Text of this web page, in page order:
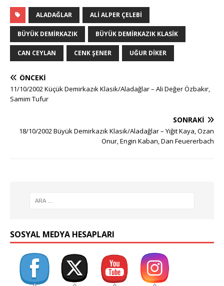
ALADAĞLAR ALI ALPER ÇELEBI
BÜYÜK DEMIRKAZIK BÜYÜK DEMIRKAZIK KLASIK
CAN CEYLAN CENK ŞENER UĞUR DIKER
ÖNCEKI
11/10/2002 Küçük Demirkazık Klasik/Aladağlar – Ali Değer Özbakır,
Samim Tufur
SONRAKI
18/10/2002 Büyük Demirkazık Klasik/Aladağlar – Yiğit Kaya, Ozan
Onur, Engin Kaban, Dan Feuererbach
SOSYAL MEDYA HESAPLARI